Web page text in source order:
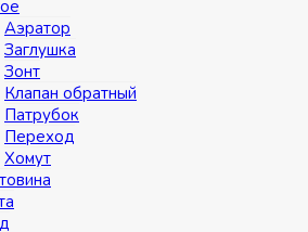
Аэратор
Заглушкa
Зонт
Клапан обратный
Патрубок
Переход
Хомут